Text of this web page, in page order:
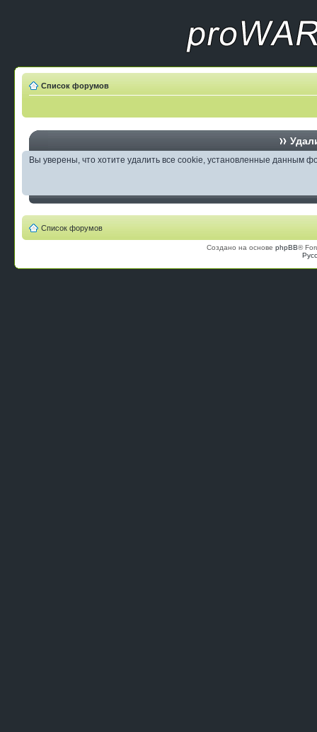
Список форумов
Вы уверены, что хотите удалить все cookie, установленные данным
Список форумов
Создано на основе phpBB®